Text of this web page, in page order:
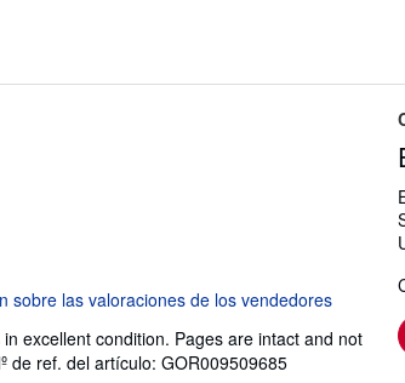
excellent condition. Pages are intact and not
de ref. del artículo: GOR009509685